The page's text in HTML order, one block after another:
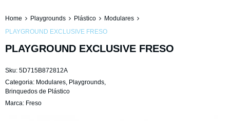
Home Playgrounds Plástico
Modulares
PLAYGROUND EXCLUSIVE FRESO
PLAYGROUND EXCLUSIVE FRESO
Sku: 5D715B872812A
Categoria: Modulares, Playgrounds,
Brinquedos de Plástico
Marca: Freso